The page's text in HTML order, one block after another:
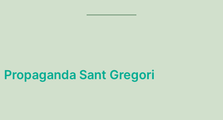
Propaganda Sant Gregori